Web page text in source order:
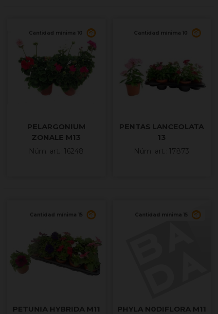
Cantidad mínima 10
PELARGONIUM
ZONALE M13
Núm. art.: 16248
Cantidad mínima 10
PENTAS LANCEOLATA
13
Núm. art.: 17873
Cantidad mínima 15
PETUNIA HYBRIDA M11
Cantidad mínima 15
PHYLA N0DIFLORA M11